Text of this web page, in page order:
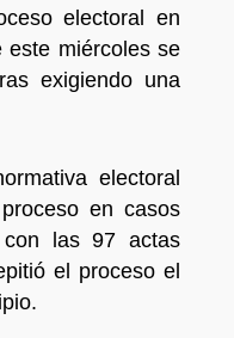
electoral en
este miércoles se
exigiendo una
electoral
en casos
las 97 actas
el proceso el